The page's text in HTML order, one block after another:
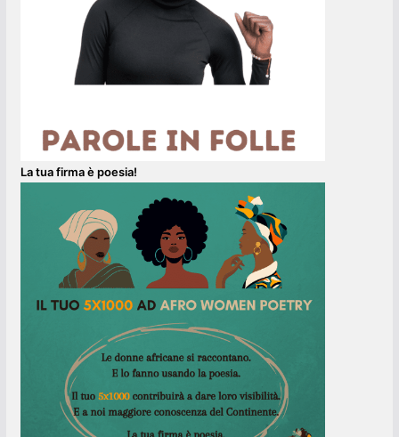
La tua firma è poesia!